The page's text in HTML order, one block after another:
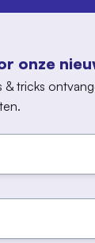
onze
& tricks